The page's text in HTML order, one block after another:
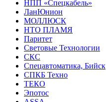
НПП «Спецкабель»
ЛанЮнион
МОЛЛЮСК
НТО ПЛАМЯ
Паритет
Световые Технологии
СКС
Спецавтоматика, Бийск
СПКБ Техно
ТЕКО
Эпотос